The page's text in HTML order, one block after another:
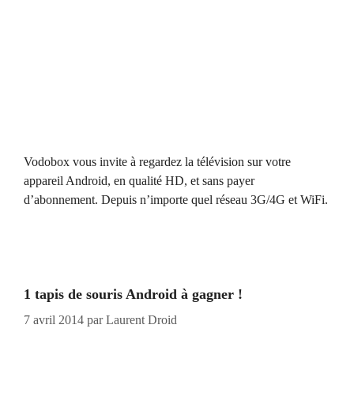
Vodobox vous invite à regardez la télévision sur votre
appareil Android, en qualité HD, et sans payer
d’abonnement. Depuis n’importe quel réseau 3G/4G et WiFi.
1 tapis de souris Android à gagner !
7 avril 2014 parLaurent Droid